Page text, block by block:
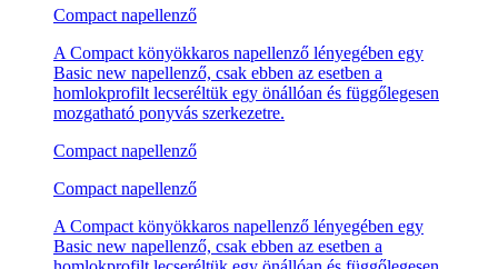
Compact napellenző
A Compact könyökkaros napellenző lényegében egy
Basic new napellenző, csak ebben az esetben a
homlokprofilt lecseréltük egy önállóan és függőlegesen
mozgatható ponyvás szerkezetre.
Compact napellenző
Compact napellenző
A Compact könyökkaros napellenző lényegében egy
Basic new napellenző, csak ebben az esetben a